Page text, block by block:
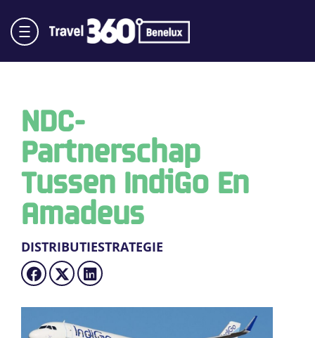
NDC-
Partnerschap
Tussen IndiGo En
Amadeus
DISTRIBUTIESTRATEGIE